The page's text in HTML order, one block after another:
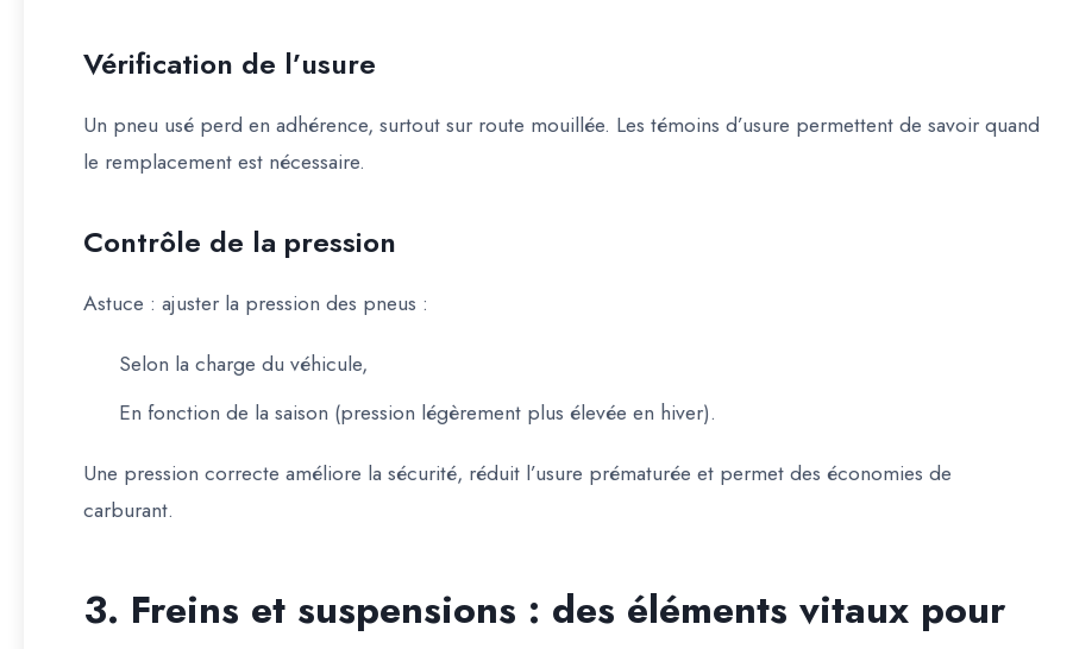
Vérification de l’usure
Un pneu usé perd en adhérence, surtout sur route mouillée. Les témoins d’usure permettent de savoir quand
le remplacement est nécessaire.
Contrôle de la pression
Astuce : ajuster la pression des pneus :
Selon la charge du véhicule,
En fonction de la saison (pression légèrement plus élevée en hiver).
Une pression correcte améliore la sécurité, réduit l’usure prématurée et permet des économies de
carburant.
3. Freins et suspensions : des éléments vitaux pour